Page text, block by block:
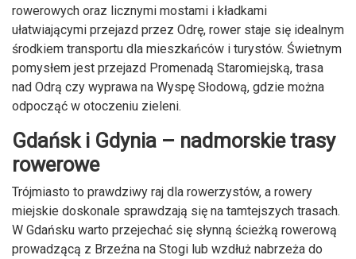
rowerowych oraz licznymi mostami i kładkami
ułatwiającymi przejazd przez Odrę, rower staje się idealnym
środkiem transportu dla mieszkańców i turystów. Świetnym
pomysłem jest przejazd Promenadą Staromiejską, trasa
nad Odrą czy wyprawa na Wyspę Słodową, gdzie można
odpocząć w otoczeniu zieleni.
Gdańsk i Gdynia – nadmorskie trasy
rowerowe
Trójmiasto to prawdziwy raj dla rowerzystów, a rowery
miejskie doskonale sprawdzają się na tamtejszych trasach.
W Gdańsku warto przejechać się słynną ścieżką rowerową
prowadzącą z Brzeźna na Stogi lub wzdłuż nabrzeża do